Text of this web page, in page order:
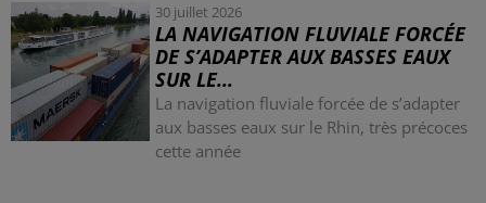
30 juillet 2026
LA NAVIGATION FLUVIALE FORCÉE
DE S’ADAPTER AUX BASSES EAUX
SUR LE...
La navigation fluviale forcée de s’adapter
aux basses eaux sur le Rhin, très précoces
cette année